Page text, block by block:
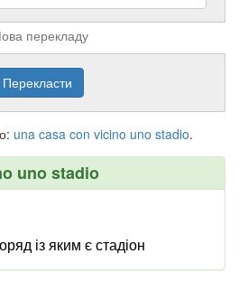
перекладу
una casa con vicino uno stadio.
uno stadio
із яким є стадіон